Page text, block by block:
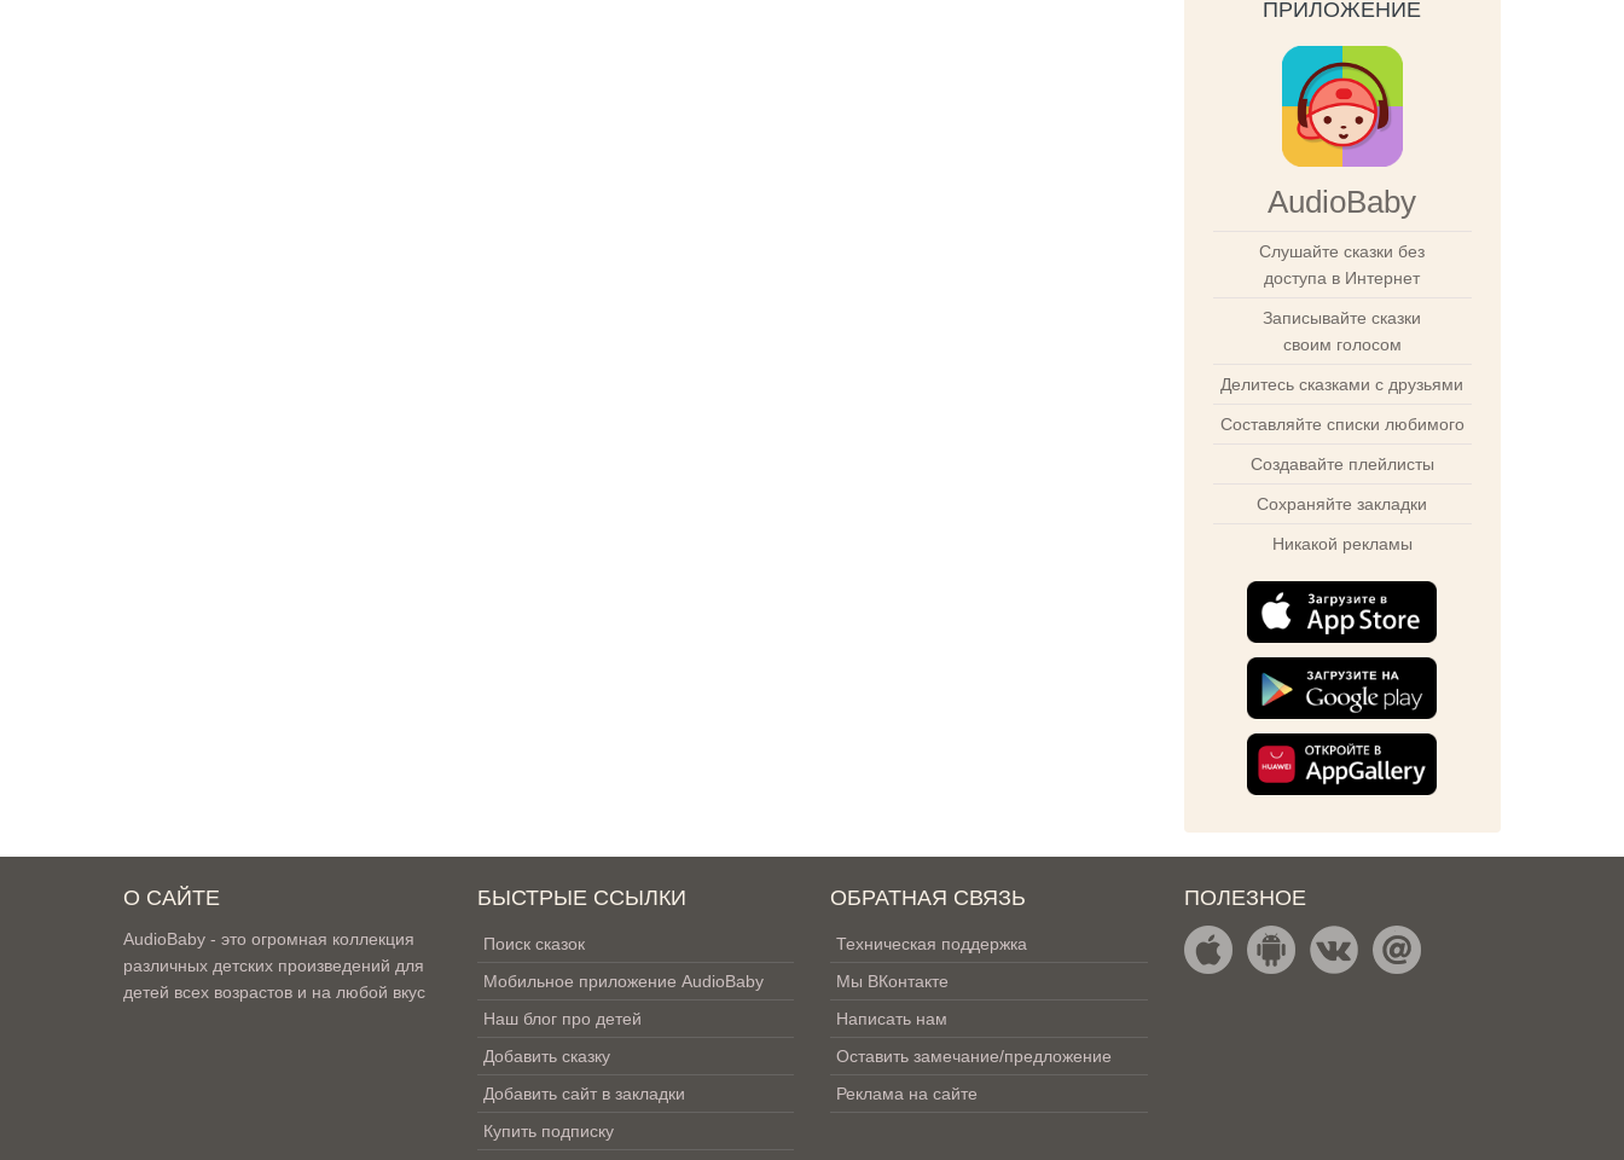
ПРИЛОЖЕНИЕ
AudioBaby
Слушайте сказки без
доступа в Интернет
Записывайте сказки
своим голосом
Делитесь сказками с друзьями
Составляйте списки любимого
Создавайте плейлисты
Сохраняйте закладки
Никакой рекламы
О САЙТЕ
AudioBaby - это огромная коллекция
различных детских произведений для
детей всех возрастов и на любой вкус
БЫСТРЫЕ ССЫЛКИ
Поиск сказок
Мобильное приложение AudioBaby
Наш блог про детей
Добавить сказку
Добавить сайт в закладки
Купить подписку
ОБРАТНАЯ СВЯЗЬ
Техническая поддержка
Мы ВКонтакте
Написать нам
Оставить замечание/предложение
Реклама на сайте
ПОЛЕЗНОЕ